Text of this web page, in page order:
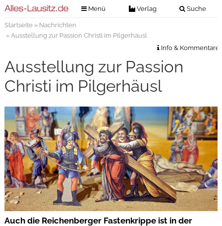
Menü Verlag Suche
Verlag
Kontakt
Impressum
Veranstaltungstickets
Anzeigenannahme
Anzeigensuche
Digitale Ausgaben
Startseite» Nachrichten
» Ausstellung zur Passion Christi im Pilgerhäusl
Info & Kommentare
Ausstellung zur Passion
Christi im Pilgerhäusl
Auch die Reichenberger Fastenkrippe ist in der